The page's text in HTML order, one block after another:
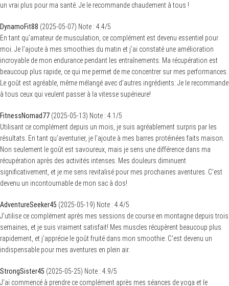
un vrai plus pour ma santé. Je le recommande chaudement à tous !
DynamoFit88 (2025-05-07) Note : 4.4/5
En tant qu’amateur de musculation, ce complément est devenu essentiel pour
moi. Je l’ajoute à mes smoothies du matin et j’ai constaté une amélioration
incroyable de mon endurance pendant les entraînements. Ma récupération est
beaucoup plus rapide, ce qui me permet de me concentrer sur mes performances.
Le goût est agréable, même mélangé avec d’autres ingrédients. Je le recommande
à tous ceux qui veulent passer à la vitesse supérieure!
FitnessNomad77 (2025-05-13) Note : 4.1 /5
Utilisant ce complément depuis un mois, je suis agréablement surpris par les
résultats. En tant qu’aventurier, je l’ajoute à mes barres protéinées faits maison.
Non seulement le goût est savoureux, mais je sens une différence dans ma
récupération après des activités intenses. Mes douleurs diminuent
significativement, et je me sens revitalisé pour mes prochaines aventures. C’est
devenu un incontournable de mon sac à dos!
AdventureSeeker45 (2025-05-19) Note : 4.4/5
J’utilise ce complément après mes sessions de course en montagne depuis trois
semaines, et je suis vraiment satisfait! Mes muscles récupèrent beaucoup plus
rapidement, et j’apprécie le goût fruité dans mon smoothie. C’est devenu un
indispensable pour mes aventures en plein air.
StrongSister45 (2025-05-25) Note : 4.9/5
J’ai commencé à prendre ce complément après mes séances de yoga et le